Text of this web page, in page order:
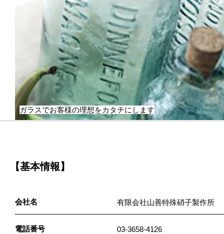
ガラスでお客様の理想をカタチにします
【基本情報】
会社名 有限会社山善特殊硝子製作所
電話番号 03-3658-4126